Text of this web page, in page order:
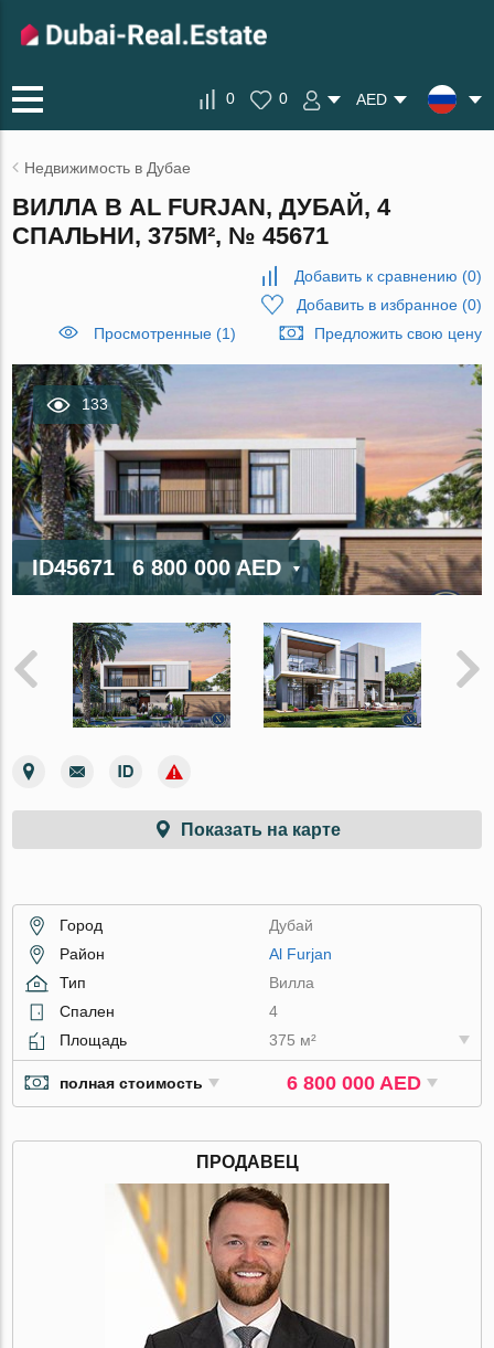
0 0 AED
Недвижимость в Дубае
ВИЛЛА В AL FURJAN, ДУБАЙ, 4
СПАЛЬНИ, 375М², № 45671
Добавить к сравнению (0)
Добавить в избранное(0)
Просмотренные (1)
Предложить свою цену
133
ID45671 6 800 000 AED
Показать на карте
Город
Дубай
Район
Al Furjan
Тип
Вилла
Спален
4
Площадь
375 м²
полная стоимость 6 800 000 AED
ПРОДАВЕЦ